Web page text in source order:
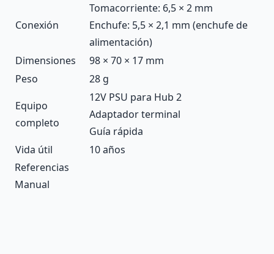
Conexión
Tomacorriente: 6,5 × 2 mm
Enchufe: 5,5 × 2,1 mm (enchufe de
alimentación)
Dimensiones
98 × 70 × 17 mm
Peso
28 g
Equipo
completo
12V PSU para Hub 2
Adaptador terminal
Guía rápida
Vida útil
10 años
Referencias
Manual